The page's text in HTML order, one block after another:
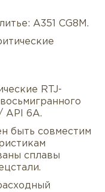
A351 CG8M.
RTJ-
API 6A.
быть совместим
сплавы